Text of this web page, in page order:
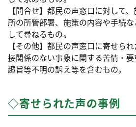
【問合せ】都民の声窓口に対して
所の所管部署、施策の内容や手続
して尋ねるもの。
【その他】都民の声窓口に寄せら
接関係のない事象に関する苦情・要
趣旨等不明の訴え等を含むもの。
◇寄せられた声の事例